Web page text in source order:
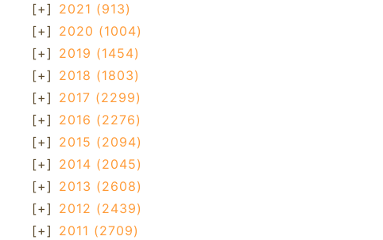
[+] 2021 (913)
[+] 2020 (1004)
[+] 2019 (1454)
[+] 2018 (1803)
[+] 2017 (2299)
[+] 2016 (2276)
[+] 2015 (2094)
[+] 2014 (2045)
[+] 2013 (2608)
[+] 2012 (2439)
[+] 2011 (2709)